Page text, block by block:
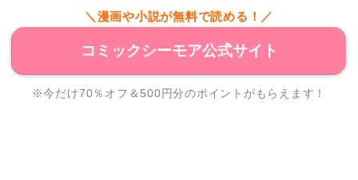
＼漫画や小説が無料で読める！／
コミックシーモア公式サイト
※今だけ70％オフ＆500円分のポイントがもらえます！